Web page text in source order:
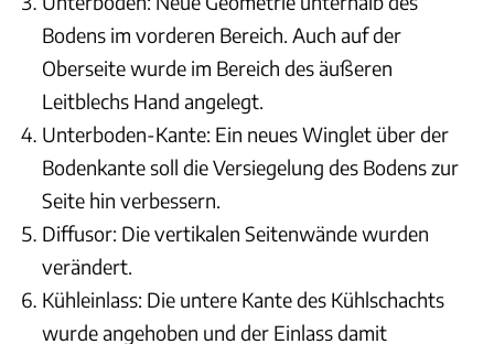
Bodens im vorderen Bereich. Auch auf der
Oberseite wurde im Bereich des äußeren
Leitblechs Hand angelegt.
Unterboden-Kante: Ein neues Winglet über der
Bodenkante soll die Versiegelung des Bodens zur
Seite hin verbessern.
Diffusor: Die vertikalen Seitenwände wurden
verändert.
Kühleinlass: Die untere Kante des Kühlschachts
wurde angehoben und der Einlass damit